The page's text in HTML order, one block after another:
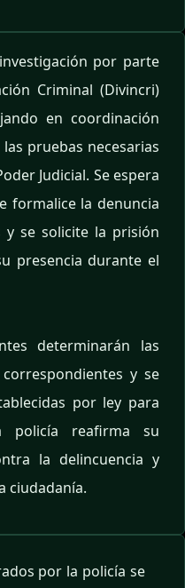
por parte
Criminal (Divincri)
en coordinación
pruebas necesarias
Judicial. Se espera
formalice la denuncia
y se solicite la prisión
presencia durante el
determinarán las
y se
por ley para
policía reafirma su
la delincuencia y
ciudadanía.
por la policía se